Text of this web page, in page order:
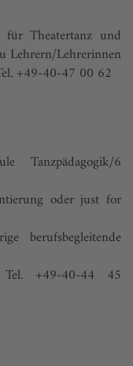
für Theatertanz und
Lehrern/Lehrerinnen
+49-40-47 00 62
Tanzpädagogik/6
oder just for
berufsbegleitende
Tel. +49-40-44 45